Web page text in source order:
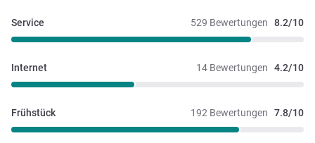
529 Bewertungen 8.2/10
Service
14 Bewertungen 4.2/10
Internet
192 Bewertungen 7.8/10
Frühstück